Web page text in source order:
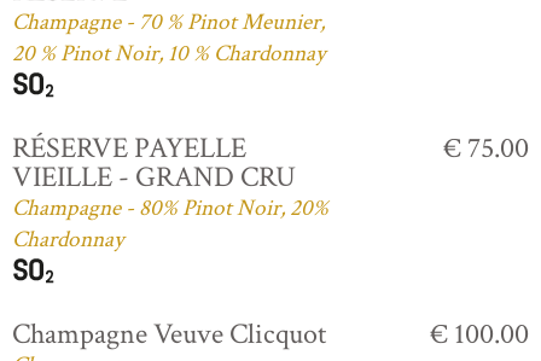
Champagne - 70 % Pinot Meunier,
20 % Pinot Noir, 10 % Chardonnay
RÉSERVE PAYELLE
VIEILLE - GRAND CRU
Champagne - 80% Pinot Noir, 20%
Chardonnay
€ 75.00
Champagne Veuve Clicquot € 100.00